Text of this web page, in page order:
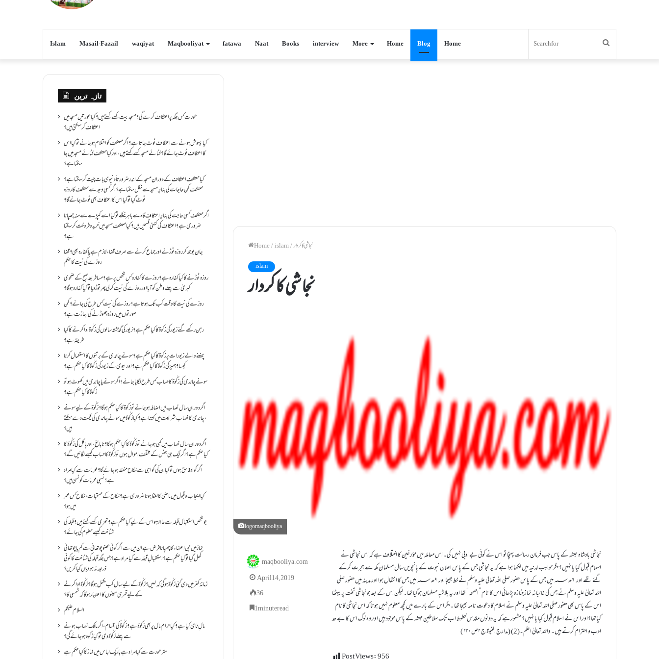
Islam Masail-Fazail waqiyat Maqbooliyat fatawa Naat Books interview More Home Blog Home
Home/islam/نجاشی کا کردار
islam
نجاشی کا کردار
logomaqbooliya
نجاشی بادشاہ حبشہ کے پاس جب فرمان رسالت پہنچا تو اس نے کوئی بے ادبی نہیں کی۔ اس معاملہ میں مؤرخین کا اختلاف ہے کہ اس نجاشی نے
اسلام قبول کیا یا نہیں؟ مگر مواہب لدنیہ میں لکھا ہوا ہے کہ یہ نجاشی جس کے پاس اعلان نبوت کے پانچویں سال مسلمان مکہ سے ہجرت کرکے
گئے تھے اور ۶ھ؁ میں جس کے پاس حضور صلی اللہ تعالیٰ علیہ وسلم نے خط بھیجا اور ۹ھ؁ میں جس کا انتقال ہوا اور مدینہ میں حضور صلی
اللہ تعالیٰ علیہ وسلم نے جس کی غائبانہ نماز جنازہ پڑھائی اس کا نام ”اصمحہ” تھا اور یہ بلاشبہ مسلمان ہوگیا تھا۔ لیکن اس کے بعد جو نجاشی تخت پر بیٹھا
اس کے پاس بھی حضور صلی اللہ تعالیٰ علیہ وسلم نے اسلام کا دعوت نامہ بھیجا تھا ۔مگر اس کے بارے میں کچھ معلوم نہیں ہوتا کہ اس نجاشی کانام
کیاتھا؟اور اس نے اسلام قبول کیا یا نہیں؟ مشہورہے کہ یہ دونوں مقدس خطوط اب تک سلاطین حبشہ کے پاس موجود ہیں اور وہ لوگ اس کا بے حد
ادب و احترام کرتے ہیں۔ واللہ تعالیٰ اعلم۔(2) (مدارج النبوۃ ج ۲ص ۲۲۰ )
maqbooliya.com
April 14, 2019
36
1 minute read
تازہ ترین
عورت کس جگہ پر اعتکاف کرے گی؟مسجد بیت کسے کہتے ہیں؟کیا عورتیں مسجد میں
اعتکاف کر سکتی ہیں؟
کیا بیہوش ہونے سے اعتکاف ٹوٹ جاتا ہے؟ اگر معتکف کو احتلام ہو جائے تو کیا اس
کا اعتکاف ٹوٹ جائے گا؟فنائے مسجد کسے کہتے ہیں ، اور کیا معتکف فنائے مسجد میں جا
سکتا ہے؟
کیا معتکف اعتکاف کے دوران مسجد کے اندر ضرورتاً دنیوی بات چیت کر سکتا ہے؟
معتکف کن حاجات کی بنا پر مسجد سے نکل سکتا ہے؟ اگر کسی وجہ سے معتکف کا روزہ
ٹوٹ گیا تو کیا اس کا اعتکاف بھی ٹوٹ جائے گا؟
اگر معتکف کسی حاجت کی بنا پر اعتکاف گاہ سے باہر نکلے تو کیا اسے کپڑے سے منہ چھپانا
ضروری ہے؟اعتکاف کی کتنی قسمیں ہیں؟کیا معتکف مسجد میں خرید و فروخت کر سکتا
ہے؟
جان بوجھ کر روزہ ٹوڑنے اور جماع کرنے سے صرف قضاء لازم ہے یا کفارہ بھی؟ قضا
روزے کی نیت کا حکم
روزہ ٹوڑنے کا کیا کفارہ ہے؟روزے کا کفارہ کس شخص پر ہے؟ مسافر بعد صبح کے ضحویٰ
کبریٰ سے پہلے وطن کو آیا اور روزے کی نیت کر لی پھر توڑ دیا تو کیا کفارہ ہو گا؟
روزے کی نیت کا وقت کب تک ہوتا ہے؟ روزے کی نیت کس طرح کی جائے؟ کن
صورتوں میں روزہ چھوڑنے کی اجازت ہے؟
رہن رکھے گئے زیور کی زکٰوۃ کا کیا حکم ہے؟زیور کی گذشتہ سالوں کی زکٰوۃ ادا کرنے کا کیا
طریقہ ہے؟
پہننے والے زیورات پر زکٰوۃ کا کیا حکم ہے؟ سونے چاندی کے برتنوں کا استعمال کرنا
کیسا؟ جہیز کی زکٰوۃ کا کیا حکم ہے؟ اور بیوی کے زیور کی زکٰوۃ کا کیا حکم ہے؟
سونے چاندی کی زکٰوۃ کا حساب کس طرح لگایا جائے؟ اگر سونے یا چاندی میں کھوٹ ہو تو
زکٰوۃ کا کیا حکم ہے؟
اگر دورانِ سال نصاب میں اضافہ ہو جائے تو زکوۃ کا کیا حکم ہو گا؟ زکٰوۃ کے لیے سونے
،چاندی کا نصاب شریعت میں کتنا ہے؟ کیا زکٰوۃ میں سونے چاندی کی قیمت دے سکتے
ہیں؟
اگر دورانِ سال نصاب میں کمی ہو جائے تو زکٰوۃ کا کیا حکم ہو گا؟ نا بالغ ، اور پاگل کی زکٰوۃ کا
کیا حکم ہے؟ اگر ایک ہی جنس کے مختلف اموال ہوں تو زکٰوۃ کا حساب کیسے لگائیں گے؟
اگر گواہ فاسق ہوں تو کیا ان کی گواہی سے نکاح منعقد ہو جائے گا؟ محرمات سے کیا مراد
ہے؟ نسبی محرمات کونسی ہیں؟
کیا ایجاب و قبول میں ماضی کا لفظ ہونا ضروری ہے؟ نکاح کے مستحبات، نکاح کس عمر
میں ہو؟
جو شخص استقبال قبلہ سے عاجز ہو اس کے لیے کیا حکم ہے؟ تحرّی کسے کہتے ہیں؟ قبلہ کی
شناخت کیسے معلوم کی جائے؟
نماز میں جن اعضاء کا چھپانا فرض ہے ان میں سے اگر کوئی عضو چوتھائی سے کم یا چوتھائی
کھل گیا تو کیا حکم ہے؟استقبالِ قبلہ سے کیا مراد ہے؟جس جگہ قبلہ کی شناخت کا کوئی
ذریعہ نہ ہو وہاں کیا کریں؟
زمانۂ کفر میں دی گئی زکٰوۃ ہو گی کہ نہیں؟زکٰوۃ کے لیے سال کب مکمل ہو گا؟زکٰوۃ ادا کرنے
کے لیے قمری مہینوں کا اعتبار ہو گا کہ شمسی کا؟
السلام علیکم
مالِ نامی کیا ہے؟ کیا حرام مال پر بھی زکوۃ ہے؟ زکٰوۃ کی اقسام ،اگر مالک نصاب ہونے
سے پہلے زکٰوۃ دی تو کیا زکوه ہو جائےگی؟
ستر عورت سے کیا مراد ہے باریک لباس میں نماز کا کیا حکم ہے